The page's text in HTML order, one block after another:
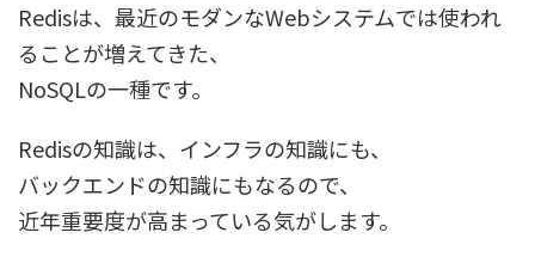
Redisは、最近のモダンなWebシステムでは使われ
ることが増えてきた、
NoSQLの一種です。
Redisの知識は、インフラの知識にも、
バックエンドの知識にもなるので、
近年重要度が高まっている気がします。